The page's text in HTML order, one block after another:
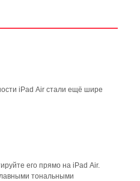
iPad Air стали ещё шире
его прямо на iPad Air.
тональными